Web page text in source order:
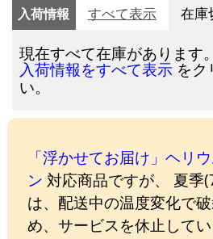
入荷情報 すべて表示 在庫
現在すべて在庫があります。
入荷情報をすべて表示 をク
い。
「浮かせてお届け」ヘリ
ン 対応商品ですが、 夏季
は、配送中の温度変化で
め、サービスを休止してい